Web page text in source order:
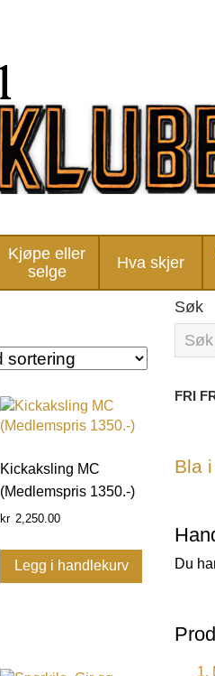
Kjøpe eller
selge
Hva skjer
Kickaksling MC
(Medlemspris 1350.-)
kr 2,250.00
Legg i handlekurv
Søk
FRI
Bla
Du
1.